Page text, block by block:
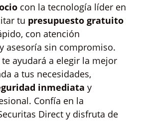
con la tecnología líder en
tu presupuesto gratuito
con atención
y asesoría sin compromiso.
ayudará a elegir la mejor
a tus necesidades,
inmediata y
Confía en la
Direct y disfruta de